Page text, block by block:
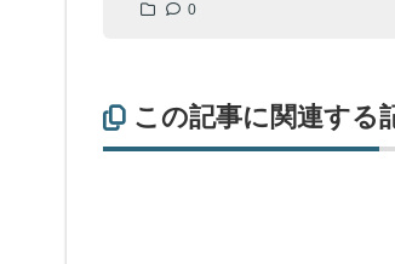
0
この記事に関連する